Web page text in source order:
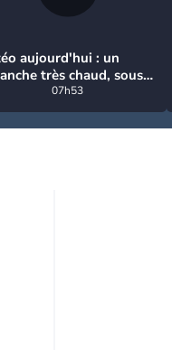
aujourd'hui : un
très chaud, sous
de quelques
07h53